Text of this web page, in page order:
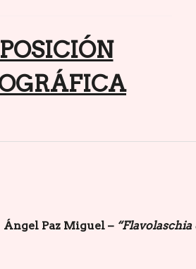
Ángel Paz Miguel – “Flavolaschia